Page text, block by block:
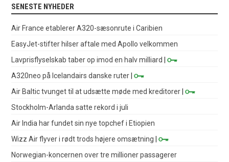
SENESTE NYHEDER
Air France etablerer A320-sæsonrute i Caribien
EasyJet-stifter hilser aftale med Apollo velkommen
Lavprisflyselskab taber op imod en halv milliard
|
A320neo på Icelandairs danske ruter |
Air Baltic tvunget til at udsætte møde med kreditorer |
Stockholm-Arlanda satte rekord i juli
Air India har fundet sin nye topchef i Etiopien
Wizz Air flyver i rødt trods højere omsætning |
Norwegian-koncernen over tre millioner passagerer